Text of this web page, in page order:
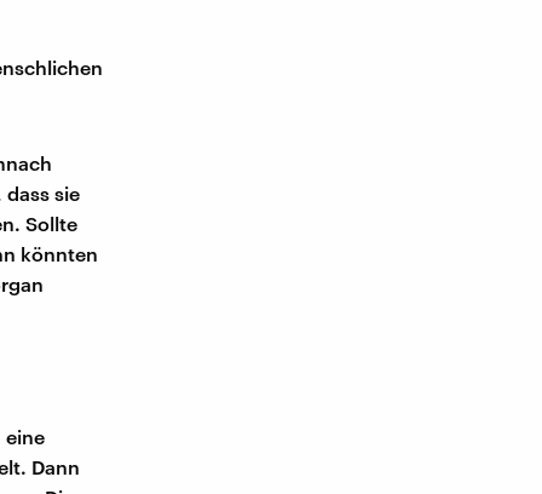
sie
Sollte
könnten
eine
Dann